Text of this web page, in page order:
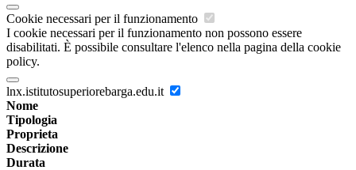
Cookie necessari per il funzionamento
I cookie necessari per il funzionamento non possono essere
disabilitati. È possibile consultare l'elenco nella pagina della cookie
policy.
lnx.istitutosuperiorebarga.edu.it
Nome
Tipologia
Proprieta
Descrizione
Durata